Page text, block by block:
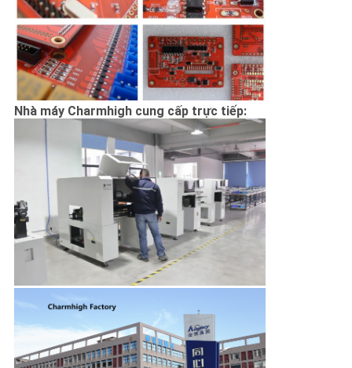
Nhà máy Charmhigh cung cấp trực tiếp: